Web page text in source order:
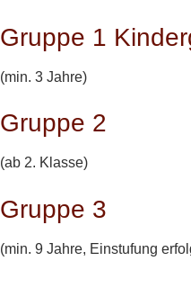
Gruppe 1
(min. 3 Jahre)
Gruppe 2
(ab 2. Klasse)
Gruppe 3
(min. 9 Jahre, Einstufung